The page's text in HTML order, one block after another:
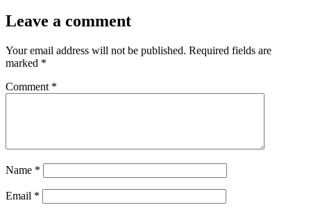
Leave a comment
Your email address will not be published. Required fields are
marked *
Comment *
Name *
Email *